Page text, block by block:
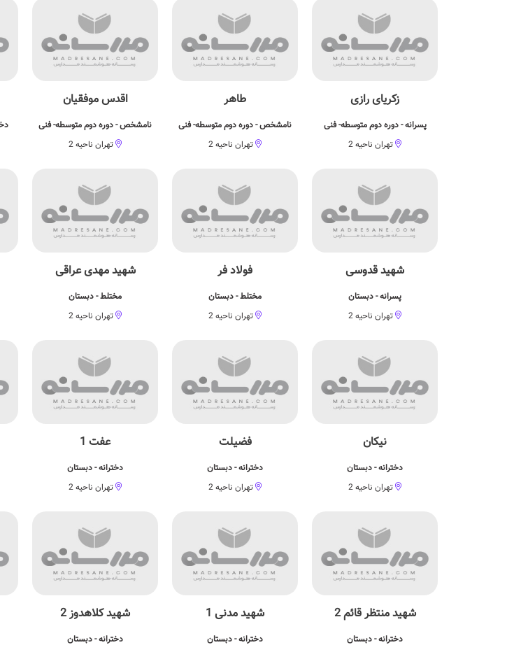
زکریای رازی
پسرانه - دوره دوم متوسطه- فنی
تهران ناحیه 2
طاهر
نامشخص - دوره دوم متوسطه- فنی
تهران ناحیه 2
اقدس موفقيان
نامشخص - دوره دوم متوسطه- فنی
تهران ناحیه 2
شهید قدوسی
پسرانه - دبستان
تهران ناحیه 2
فولاد فر
مختلط - دبستان
تهران ناحیه 2
شهید مهدی عراقی
مختلط - دبستان
تهران ناحیه 2
نیکان
دخترانه - دبستان
تهران ناحیه 2
فضیلت
دخترانه - دبستان
تهران ناحیه 2
عفت 1
دخترانه - دبستان
تهران ناحیه 2
شهید منتظر قائم 2
دخترانه - دبستان
شهید مدنی 1
دخترانه - دبستان
شهید کلاهدوز 2
دخترانه - دبستان